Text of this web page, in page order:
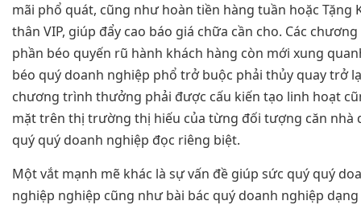
mãi phổ quát, cũng như hoàn tiền hàng tuần hoặc Tặng
thân VIP, giúp đẩy cao báo giá chữa cần cho. Các
phần béo quyến rũ hành khách hàng còn mới xung
béo quý doanh nghiệp phổ trở buộc phải thủy quay trở
chương trình thưởng phải được cấu kiến tạo linh hoạt
mặt trên thị trường thị hiếu của từng đối tượng căn nhà
quý quý doanh nghiệp đọc riêng biệt.
Một vắt mạnh mẽ khác là sự vấn đề giúp sức quý quý
nghiệp nghiệp cũng như bài bác quý doanh nghiệp